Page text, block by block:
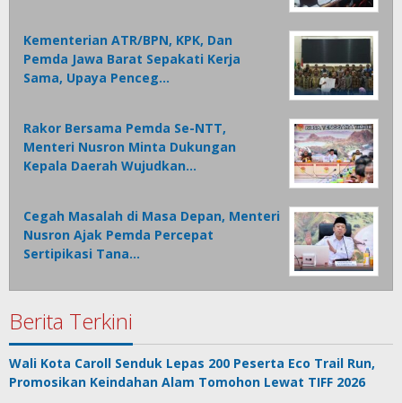
Kementerian ATR/BPN, KPK, Dan
Pemda Jawa Barat Sepakati Kerja
Sama, Upaya Penceg…
Rakor Bersama Pemda Se-NTT,
Menteri Nusron Minta Dukungan
Kepala Daerah Wujudkan…
Cegah Masalah di Masa Depan, Menteri
Nusron Ajak Pemda Percepat
Sertipikasi Tana…
Berita Terkini
Wali Kota Caroll Senduk Lepas 200 Peserta Eco Trail Run,
Promosikan Keindahan Alam Tomohon Lewat TIFF 2026